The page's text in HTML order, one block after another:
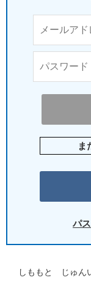
ま
パ
しももと じゅん